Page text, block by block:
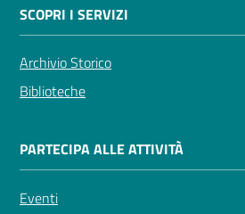
FAQ
Contatti
su
SCOPRI I SERVIZI
Archivio Storico
Biblioteche
PARTECIPA ALLE ATTIVITÀ
Eventi